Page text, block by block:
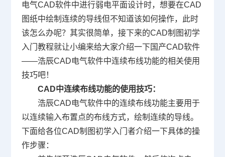
电气CAD软件中进行弱电平面设计时，想要在CAD
图纸中绘制连续的导线但不知道该如何操作，此时
该怎么办呢？其实很简单，接下来的CAD制图初学
入门教程就让小编来给大家介绍一下 国产CAD软件
——浩辰CAD电气软件中连续布线功能的相关使用
技巧吧！
CAD中连续布线功能的使用技巧：
浩辰CAD电气软件中的连续布线功能主要用于
以连续输入布置点的布线方式，绘制连续的导线。
下面给各位CAD制图初学入门者介绍一下具体的操
作步骤：